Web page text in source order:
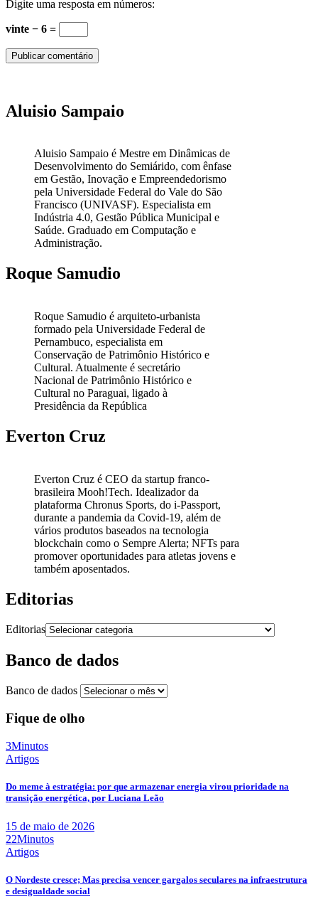
Digite uma resposta em números:
vinte − 6 =
Aluisio Sampaio
Aluisio Sampaio é Mestre em Dinâmicas de
Desenvolvimento do Semiárido, com ênfase
em Gestão, Inovação e Empreendedorismo
pela Universidade Federal do Vale do São
Francisco (UNIVASF). Especialista em
Indústria 4.0, Gestão Pública Municipal e
Saúde. Graduado em Computação e
Administração.
Roque Samudio
Roque Samudio é arquiteto-urbanista
formado pela Universidade Federal de
Pernambuco, especialista em
Conservação de Patrimônio Histórico e
Cultural. Atualmente é secretário
Nacional de Patrimônio Histórico e
Cultural no Paraguai, ligado à
Presidência da República
Everton Cruz
Everton Cruz é CEO da startup franco-
brasileira Mooh!Tech. Idealizador da
plataforma Chronus Sports, do i-Passport,
durante a pandemia da Covid-19, além de
vários produtos baseados na tecnologia
blockchain como o Sempre Alerta; NFTs para
promover oportunidades para atletas jovens e
também aposentados.
Editorias
Editorias
Banco de dados
Banco de dados
Fique de olho
3Minutos
Artigos
Do meme à estratégia: por que armazenar energia virou prioridade na
transição energética, por Luciana Leão
15 de maio de 2026
22Minutos
Artigos
O Nordeste cresce; Mas precisa vencer gargalos seculares na infraestrutura
e desigualdade social